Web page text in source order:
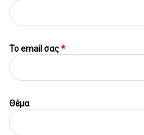
To email σας*
Θέμα